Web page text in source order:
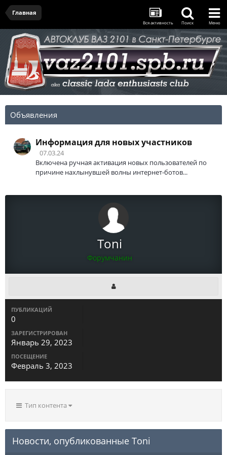
Главная
Вся активность Поиск Меню
Объявления
Информация для новых участников
07.03.24
Включена ручная активация новых пользователей по
причине нахлынувшей волны интернет-ботов...
Toni
Форумчанин
ПУБЛИКАЦИЙ
0
ЗАРЕГИСТРИРОВАН
Январь 29, 2023
ПОСЕЩЕНИЕ
Февраль 3, 2023
Тип контента
Новости, опубликованные Toni